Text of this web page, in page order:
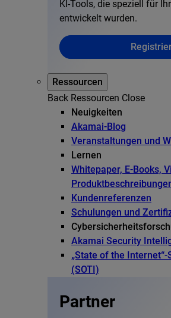
KI-Tools, die speziell für
entwickelt wurden.
Ressourcen
Back Ressourcen Close
Neuigkeiten
Akamai-Blog
Veranstaltungen und
Lernen
Whitepaper, E-Books,
Kundenreferenzen
Schulungen und
Akamai Security
„State of the
(SOTI)
Partner